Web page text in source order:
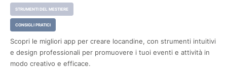
STRUMENTI DEL MESTIERE
CONSIGLI PRATICI
Scopri le migliori app per creare locandine, con strumenti intuitivi
e design professionali per promuovere i tuoi eventi e attività in
modo creativo e efficace.